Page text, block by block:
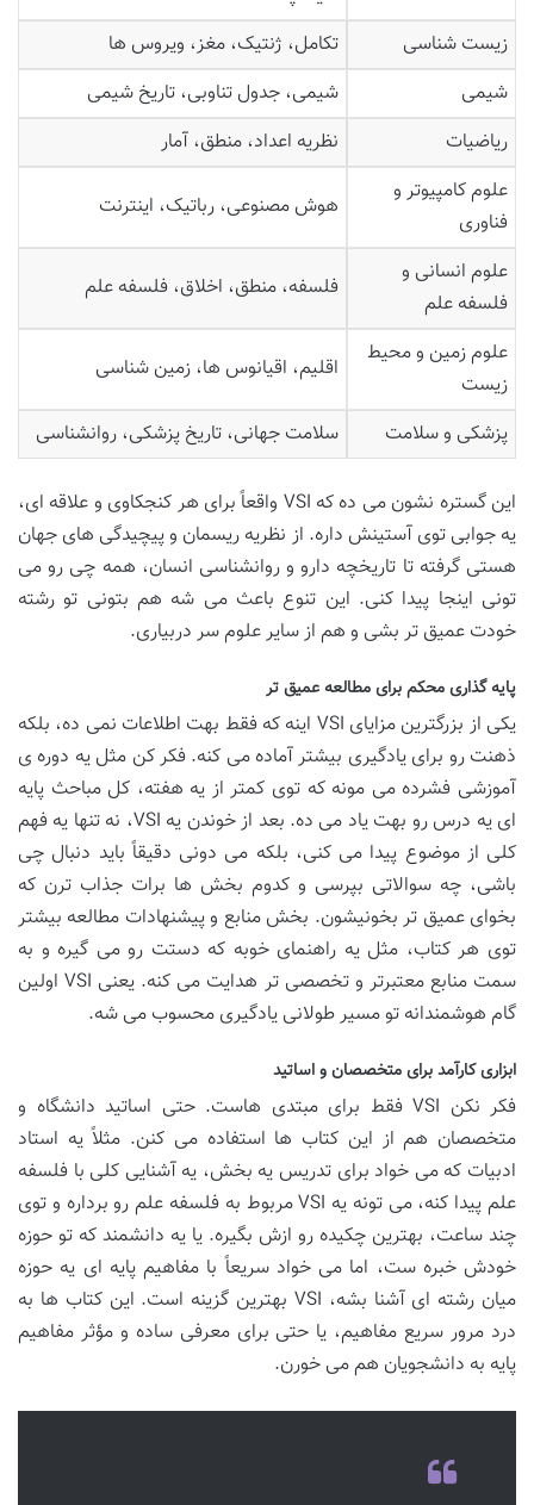
زیست شناسی
تکامل، ژنتیک، مغز، ویروس ها
شیمی
شیمی، جدول تناوبی، تاریخ شیمی
ریاضیات
نظریه اعداد، منطق، آمار
علوم کامپیوتر و
فناوری
هوش مصنوعی، رباتیک، اینترنت
علوم انسانی و
فلسفه علم
فلسفه، منطق، اخلاق، فلسفه علم
علوم زمین و محیط
زیست
اقلیم، اقیانوس ها، زمین شناسی
پزشکی و سلامت سلامت جهانی، تاریخ پزشکی، روانشناسی
این گستره نشون می ده که VSI واقعاً برای هر کنجکاوی و علاقه ای،
یه جوابی توی آستینش داره. از نظریه ریسمان و پیچیدگی های جهان
هستی گرفته تا تاریخچه دارو و روانشناسی انسان، همه چی رو می
تونی اینجا پیدا کنی. این تنوع باعث می شه هم بتونی تو رشته
خودت عمیق تر بشی و هم از سایر علوم سر دربیاری.
پایه گذاری محکم برای مطالعه عمیق تر
یکی از بزرگترین مزایای VSI اینه که فقط بهت اطلاعات نمی ده، بلکه
ذهنت رو برای یادگیری بیشتر آماده می کنه. فکر کن مثل یه دوره ی
آموزشی فشرده می مونه که توی کمتر از یه هفته، کل مباحث پایه
ای یه درس رو بهت یاد می ده. بعد از خوندن یه VSI، نه تنها یه فهم
کلی از موضوع پیدا می کنی، بلکه می دونی دقیقاً باید دنبال چی
باشی، چه سوالاتی بپرسی و کدوم بخش ها برات جذاب ترن که
بخوای عمیق تر بخونیشون. بخش منابع و پیشنهادات مطالعه بیشتر
توی هر کتاب، مثل یه راهنمای خوبه که دستت رو می گیره و به
سمت منابع معتبرتر و تخصصی تر هدایت می کنه. یعنی VSI اولین
گام هوشمندانه تو مسیر طولانی یادگیری محسوب می شه.
ابزاری کارآمد برای متخصصان و اساتید
فکر نکن VSI فقط برای مبتدی هاست. حتی اساتید دانشگاه و
متخصصان هم از این کتاب ها استفاده می کنن. مثلاً یه استاد
ادبیات که می خواد برای تدریس یه بخش، یه آشنایی کلی با فلسفه
علم پیدا کنه، می تونه یه VSI مربوط به فلسفه علم رو برداره و توی
چند ساعت، بهترین چکیده رو ازش بگیره. یا یه دانشمند که تو حوزه
خودش خبره ست، اما می خواد سریعاً با مفاهیم پایه ای یه حوزه
میان رشته ای آشنا بشه، VSI بهترین گزینه است. این کتاب ها به
درد مرور سریع مفاهیم، یا حتی برای معرفی ساده و مؤثر مفاهیم
پایه به دانشجویان هم می خورن.